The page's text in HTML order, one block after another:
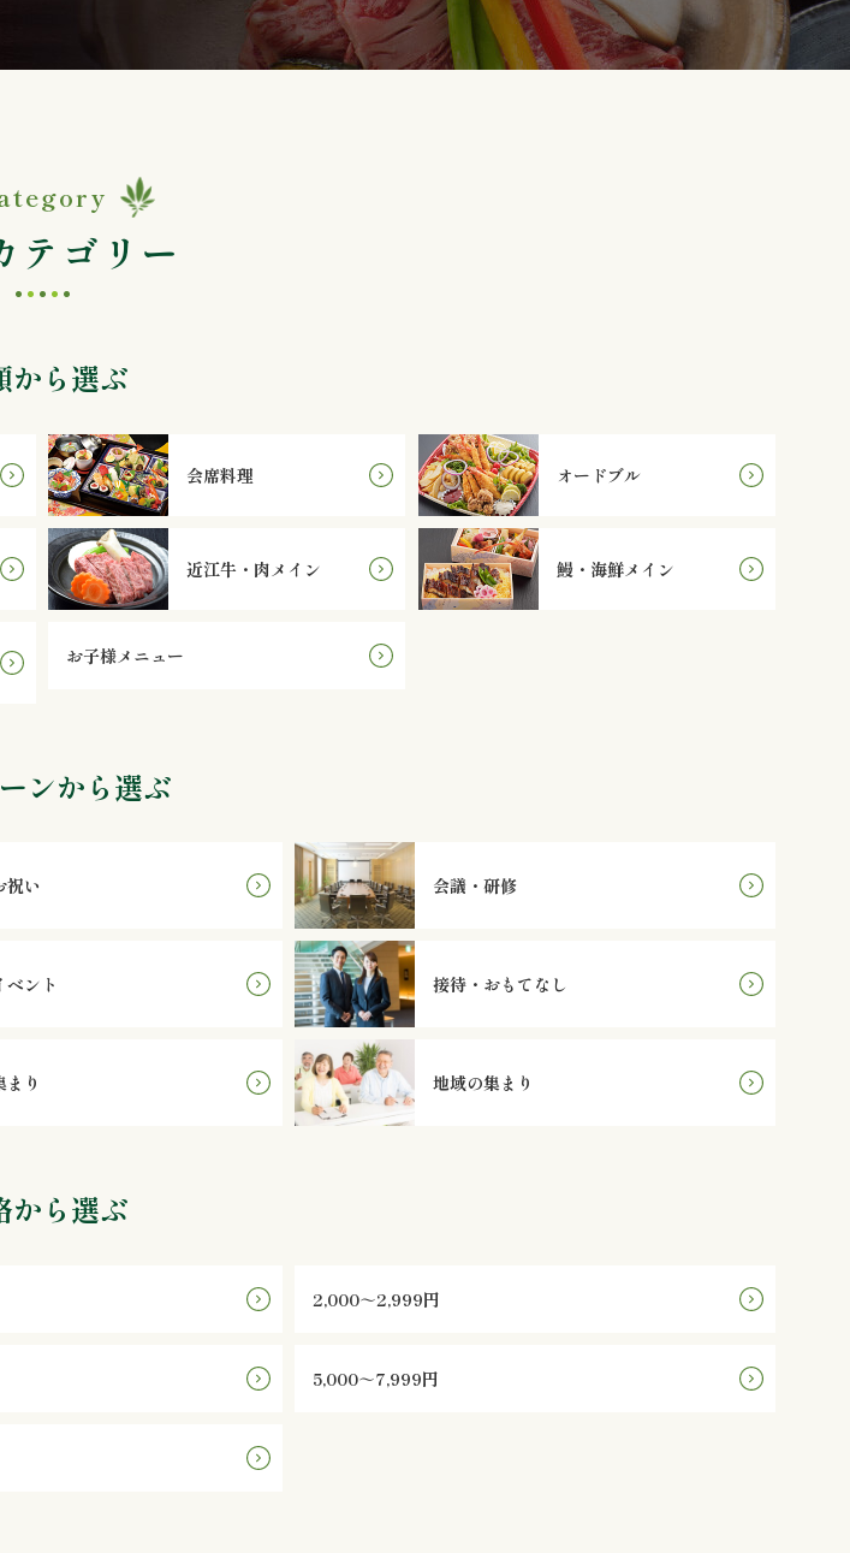
テゴリー
から選ぶ
会席料理 オードブル
近江牛・肉メイン 鰻・海鮮メイン
お子様メニュー
ンから選ぶ
祝い 会議・研修
ベント 接待・おもてなし
り 地域の集まり
から選ぶ
2,000～2,999円
5,000～7,999円